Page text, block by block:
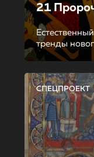
21
тренды
СПЕЦПРОЕКТ